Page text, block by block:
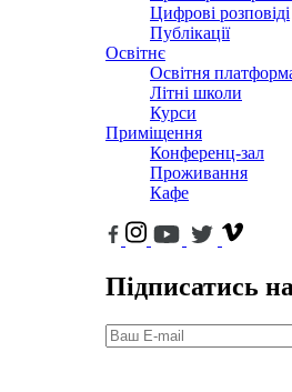
Цифрові розповіді
Публікації
Освітнє
Освітня
Літні школи
Курси
Приміщення
Конференц-зал
Проживання
Кафе
Підписатись